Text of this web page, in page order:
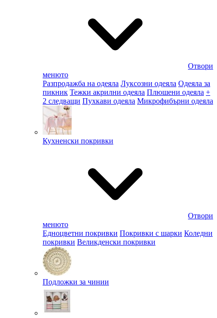
Отвори
менюто
Разпродажба на одеяла Луксозни одеяла Одеяла за
пикник Тежки акрилни одеяла Плюшени одеяла +
2 следващи Пухкави одеяла Микрофибърни одеяла
Кухненски покривки
Отвори
менюто
Едноцветни покривки Покривки с шарки Коледни
покривки Великденски покривки
Подложки за чинии